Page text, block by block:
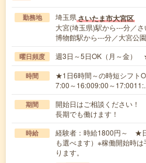
勤務地 埼玉県さいたま市大宮区
大宮(埼玉県)駅から---分／
博物館駅から---分／大宮公
曜日頻度 週3日～5日OK（月～金）
時間
★1日6時間～の時短シフト
7:00～16:009:00～
期間
開始日はご相談ください
長期でも働けます！
時給
経験者：時給1800円～ ★
も選べます）※稼働開始時
ります。